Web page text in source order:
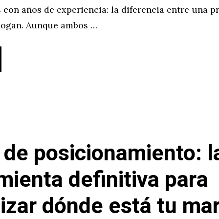
años de experiencia: la diferencia entre una
Aunque ambos …
posicionamiento:
definitiva para
dónde está tu